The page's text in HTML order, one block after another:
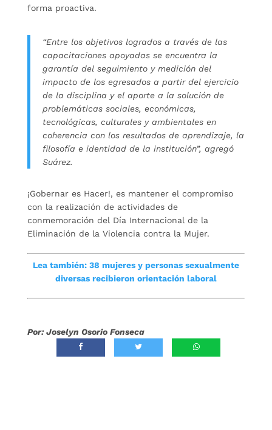
forma proactiva.
“Entre los objetivos logrados a través de las
capacitaciones apoyadas se encuentra la
garantía del seguimiento y medición del
impacto de los egresados a partir del ejercicio
de la disciplina y el aporte a la solución de
problemáticas sociales, económicas,
tecnológicas, culturales y ambientales en
coherencia con los resultados de aprendizaje, la
filosofía e identidad de la institución”, agregó
Suárez.
¡Gobernar es Hacer!, es mantener el compromiso
con la realización de actividades de
conmemoración del Día Internacional de la
Eliminación de la Violencia contra la Mujer.
Lea también: 38 mujeres y personas sexualmente
diversas recibieron orientación laboral
Por: Joselyn Osorio Fonseca